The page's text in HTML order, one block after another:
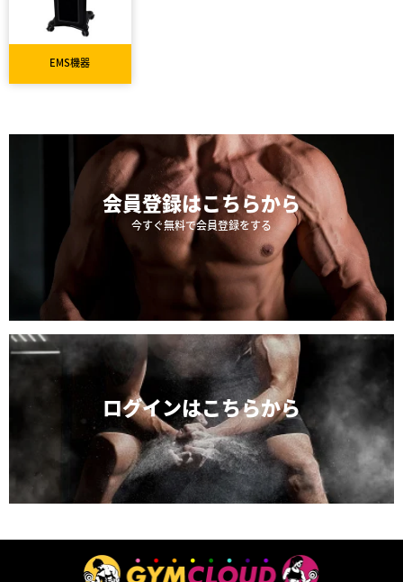
EMS機器
会員登録はこちらから
今すぐ無料で会員登録をする
ログインはこちらから